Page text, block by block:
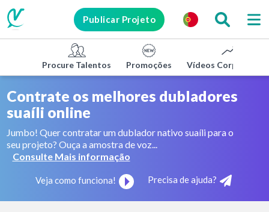
Publicar Projeto
Procure Talentos Promoções Vídeos
Contrate os melhores dubladores
suaíli online
Jumbo! Quer contratar um dublador nativo suaíli para o
seu projeto? Ouça a amostra de voz...
Consulte Mais informação
Veja como funciona! Precisa de ajuda?